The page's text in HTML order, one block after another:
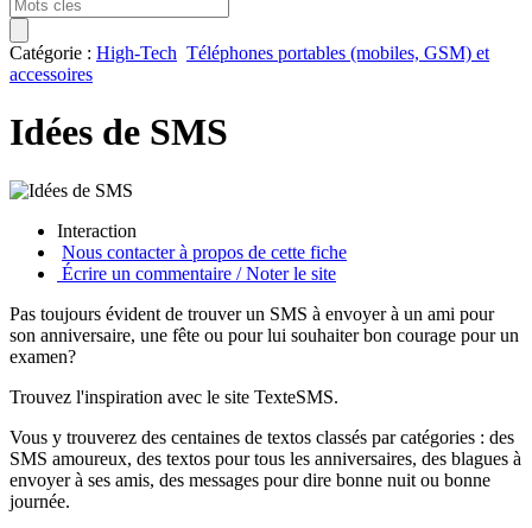
Catégorie : High-Tech Téléphones portables (mobiles, GSM) et
accessoires
Idées de SMS
Interaction
Nous contacter à propos de cette fiche
Écrire un commentaire / Noter le site
Pas toujours évident de trouver un SMS à envoyer à un ami pour
son anniversaire, une fête ou pour lui souhaiter bon courage pour un
examen?
Trouvez l'inspiration avec le site TexteSMS.
Vous y trouverez des centaines de textos classés par catégories : des
SMS amoureux, des textos pour tous les anniversaires, des blagues à
envoyer à ses amis, des messages pour dire bonne nuit ou bonne
journée.